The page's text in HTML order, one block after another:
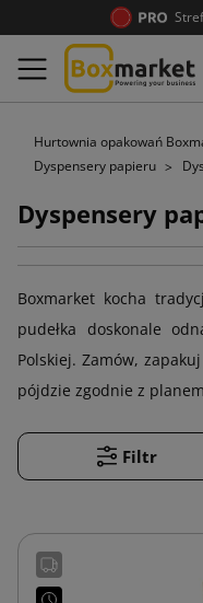
Hurtownia opakowań
Dyspensery papieru
Dyspensery
Boxmarket kocha
pudełka doskonale
Polskiej. Zamów,
pójdzie zgodnie z
Filtr